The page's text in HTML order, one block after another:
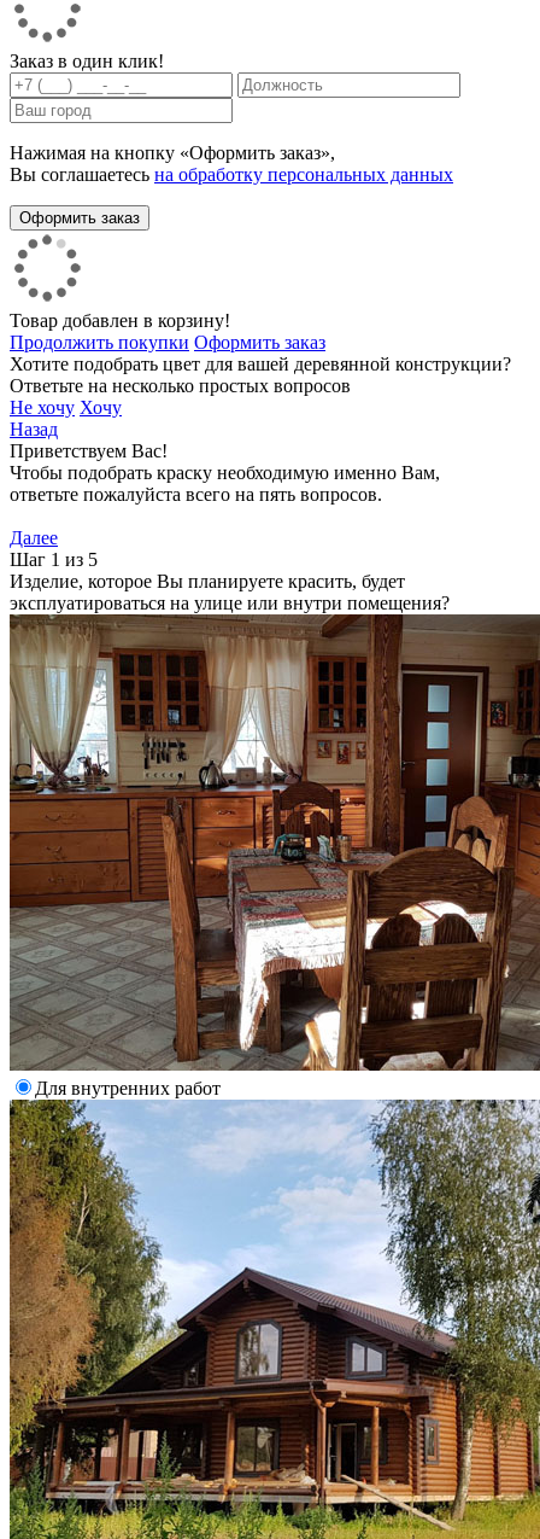
Заказ в один клик!
Нажимая на кнопку «Оформить заказ»,
Вы соглашаетесь на обработку персональных данных
Товар добавлен в корзину!
Продолжить покупки Оформить заказ
Хотите подобрать цвет для вашей деревянной конструкции?
Ответьте на несколько простых вопросов
Не хочу Хочу
Назад
Приветствуем Вас!
Чтобы подобрать краску необходимую именно Вам,
ответьте пожалуйста всего на пять вопросов.
Далее
Шаг 1 из 5
Изделие, которое Вы планируете красить, будет
эксплуатироваться на улице или внутри помещения?
Для внутренних работ